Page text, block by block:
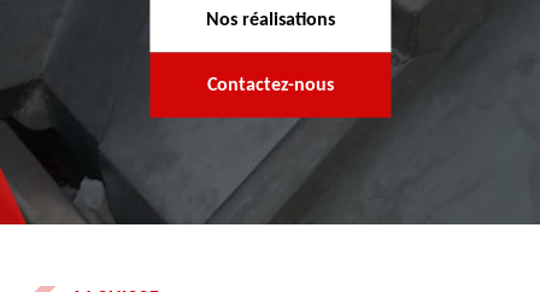
Nos réalisations
Contactez-nous